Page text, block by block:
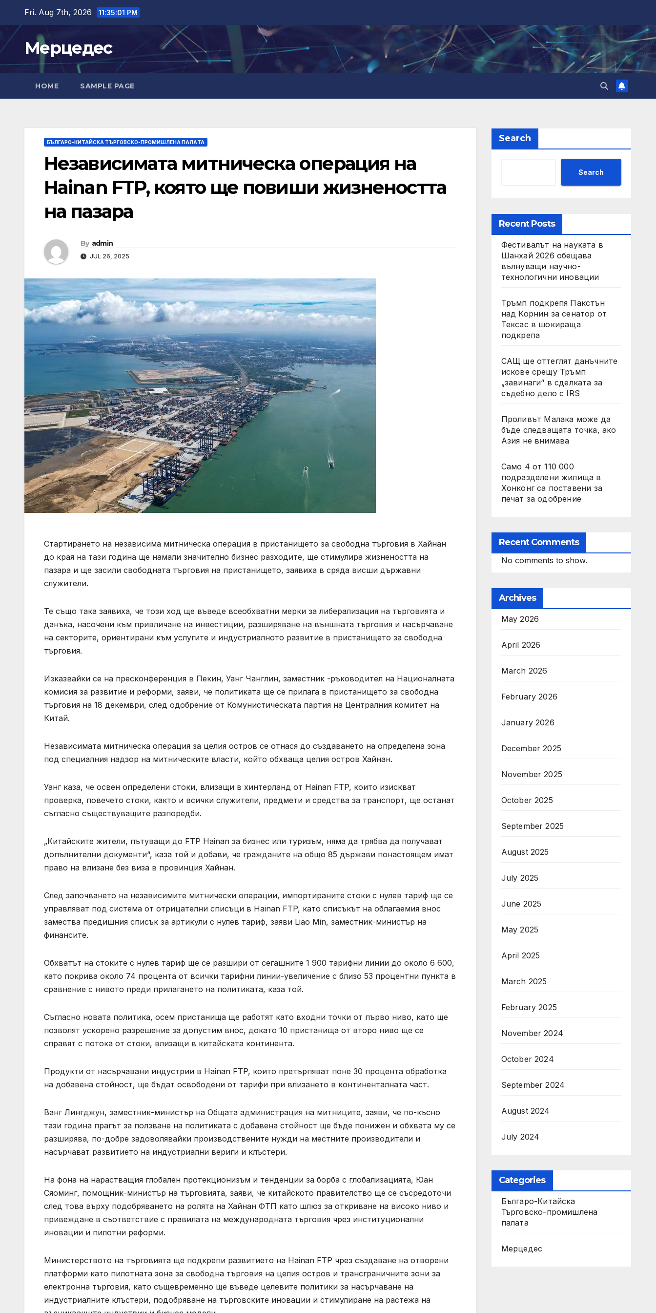
content
Fri. Aug 7th, 2026 11:35:02 PM
Мерцедес
HOME SAMPLE PAGE
БЪЛГАРО-КИТАЙСКА ТЪРГОВСКО-ПРОМИШЛЕНА ПАЛAТА
Независимата митническа операция на
Hainan FTP, която ще повиши жизнеността
на пазара
By admin
JUL 26, 2025
Стартирането на независима митническа операция в пристанището за свободна търговия в Хайнан
до края на тази година ще намали значително бизнес разходите, ще стимулира жизнеността на
пазара и ще засили свободната търговия на пристанището, заявиха в сряда висши държавни
служители.
Те също така заявиха, че този ход ще въведе всеобхватни мерки за либерализация на търговията и
данъка, насочени към привличане на инвестиции, разширяване на външната търговия и насърчаване
на секторите, ориентирани към услугите и индустриалното развитие в пристанището за свободна
търговия.
Изказвайки се на пресконференция в Пекин, Уанг Чанглин, заместник -ръководител на Националната
комисия за развитие и реформи, заяви, че политиката ще се прилага в пристанището за свободна
търговия на 18 декември, след одобрение от Комунистическата партия на Централния комитет на
Китай.
Независимата митническа операция за целия остров се отнася до създаването на определена зона
под специалния надзор на митническите власти, който обхваща целия остров Хайнан.
Уанг каза, че освен определени стоки, влизащи в хинтерланд от Hainan FTP, които изискват
проверка, повечето стоки, както и всички служители, предмети и средства за транспорт, ще останат
съгласно съществуващите разпоредби.
„Китайските жители, пътуващи до FTP Hainan за бизнес или туризъм, няма да трябва да получават
допълнителни документи“, каза той и добави, че гражданите на общо 85 държави понастоящем имат
право на влизане без виза в провинция Хайнан.
След започването на независимите митнически операции, импортираните стоки с нулев тариф ще се
управляват под система от отрицателни списъци в Hainan FTP, като списъкът на облагаемия внос
замества предишния списък за артикули с нулев тариф, заяви Liao Min, заместник-министър на
финансите.
Обхватът на стоките с нулев тариф ще се разшири от сегашните 1 900 тарифни линии до около 6 600,
като покрива около 74 процента от всички тарифни линии-увеличение с близо 53 процентни пункта в
сравнение с нивото преди прилагането на политиката, каза той.
Съгласно новата политика, осем пристанища ще работят като входни точки от първо ниво, като ще
позволят ускорено разрешение за допустим внос, докато 10 пристанища от второ ниво ще се
справят с потока от стоки, влизащи в китайската континента.
Продукти от насърчавани индустрии в Hainan FTP, които претърпяват поне 30 процента обработка
на добавена стойност, ще бъдат освободени от тарифи при влизането в континенталната част.
Ванг Лингджун, заместник-министър на Общата администрация на митниците, заяви, че по-късно
тази година прагът за ползване на политиката с добавена стойност ще бъде понижен и обхвата му се
разширява, по-добре задоволявайки производствените нужди на местните производители и
насърчават развитието на индустриални вериги и клъстери.
На фона на нарастващия глобален протекционизъм и тенденции за борба с глобализацията, Юан
Сяоминг, помощник-министър на търговията, заяви, че китайското правителство ще се съсредоточи
след това върху подобряването на ролята на Хайнан ФТП като шлюз за откриване на високо ниво и
привеждане в съответствие с правилата на международната търговия чрез институционални
иновации и пилотни реформи.
Министерството на търговията ще подкрепи развитието на Hainan FTP чрез създаване на отворени
платформи като пилотната зона за свободна търговия на целия остров и трансграничните зони за
електронна търговия, като същевременно ще въведе целевите политики за насърчаване на
индустриалните клъстери, подобряване на търговските иновации и стимулиране на растежа на
Search
Search
Recent Posts
Фестивалът на науката в
Шанхай 2026 обещава
вълнуващи научно-
технологични иновации
Тръмп подкрепя Пакстън
над Корнин за сенатор от
Тексас в шокираща
подкрепа
САЩ ще оттеглят данъчните
искове срещу Тръмп
„завинаги“ в сделката за
съдебно дело с IRS
Проливът Малака може да
бъде следващата точка, ако
Азия не внимава
Само 4 от 110 000
подразделени жилища в
Хонконг са поставени за
печат за одобрение
Recent Comments
No comments to show.
Archives
May 2026
April 2026
March 2026
February 2026
January 2026
December 2025
November 2025
October 2025
September 2025
August 2025
July 2025
June 2025
May 2025
April 2025
March 2025
February 2025
November 2024
October 2024
September 2024
August 2024
July 2024
Categories
Българо-Китайска
Търговско-промишлена
палaта
Мерцедес